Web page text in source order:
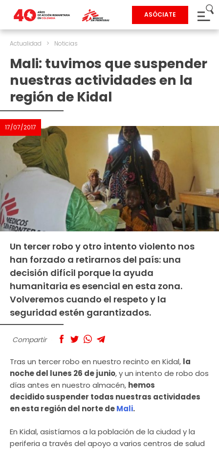
ASÓCIATE
Actualidad > Noticias
Mali: tuvimos que suspender
nuestras actividades en la
región de Kidal
17/07/2017
Un tercer robo y otro intento violento nos
han forzado a retirarnos del país: una
decisión difícil porque la ayuda
humanitaria es esencial en esta zona.
Volveremos cuando el respeto y la
seguridad estén garantizados.
Compartir
Tras un tercer robo en nuestro recinto en Kidal, la
noche del lunes 26 de junio, y un intento de robo dos
días antes en nuestro almacén, hemos
decidido suspender todas nuestras actividades
en esta región del norte deMali.
En Kidal, asistíamos a la población de la ciudad y la
periferia a través del apoyo a varios centros de salud